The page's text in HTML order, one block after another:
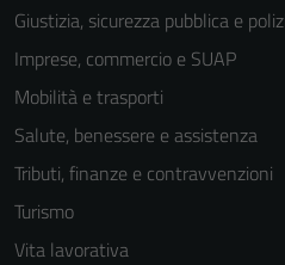
Giustizia, sicurezza pubblica e
Imprese, commercio e SUAP
Mobilità e trasporti
Salute, benessere e assistenza
Tributi, finanze e contravvenzioni
Turismo
Vita lavorativa